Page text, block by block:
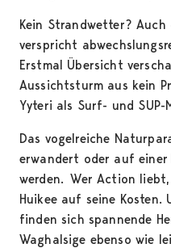
Kein Strandwetter? Auch
verspricht
Erstmal Übersicht
Aussichtsturm aus kein
Yyteri als Surf- und SUP-
Das vogelreiche
erwandert oder auf
werden. Wer Action
Huikee auf seine Kosten.
finden sich spannende
Waghalsige ebenso wie